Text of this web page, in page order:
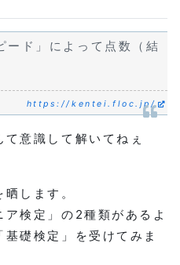
ード」によって点数（結
https://kentei.floc.jp/
意識して解いてねぇ
します。
ア検定」の2種類があるよ
礎検定」を受けてみま